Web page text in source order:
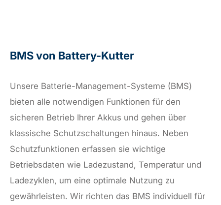
BMS von Battery-Kutter
Unsere Batterie-Management-Systeme (BMS)
bieten alle notwendigen Funktionen für den
sicheren Betrieb Ihrer Akkus und gehen über
klassische Schutzschaltungen hinaus. Neben
Schutzfunktionen erfassen sie wichtige
Betriebsdaten wie Ladezustand, Temperatur und
Ladezyklen, um eine optimale Nutzung zu
gewährleisten. Wir richten das BMS individuell für